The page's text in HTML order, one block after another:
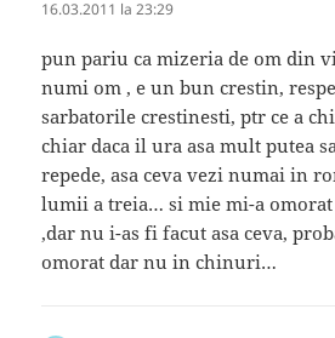
16.03.2011 la 23:29
pun pariu ca mizeria de om din
numi om , e un bun crestin,
sarbatorile crestinesti, ptr ce a
chiar daca il ura asa mult putea
repede, asa ceva vezi numai in
lumii a treia… si mie mi-a
,dar nu i-as fi facut asa ceva,
omorat dar nu in chinuri…